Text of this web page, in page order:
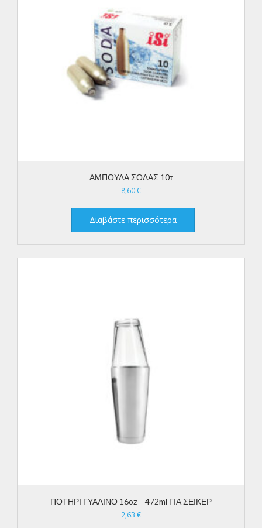
ΑΜΠΟΥΛΑ ΣΟΔΑΣ 10τ
8,60€
Διαβάστε περισσότερα
ΠΟΤΗΡΙ ΓΥΑΛΙΝΟ 16oz – 472ml ΓΙΑ ΣΕΙΚΕΡ
2,63 €